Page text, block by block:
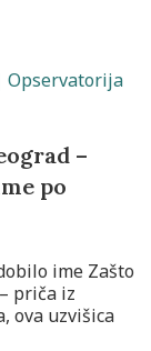
–
po
ime Zašto
priča iz
ova uzvišica